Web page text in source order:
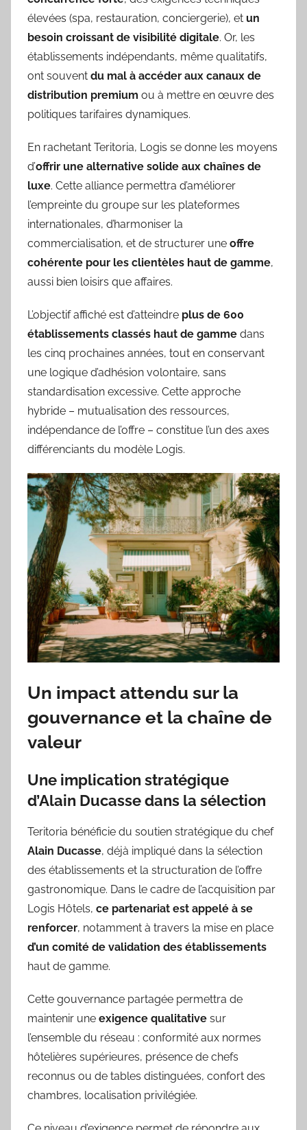
élevées (spa, restauration, conciergerie), et un
besoin croissant de visibilité digitale. Or, les
établissements indépendants, même qualitatifs,
ont souvent du mal à accéder aux canaux de
distribution premium ou à mettre en œuvre des
politiques tarifaires dynamiques.
En rachetant Teritoria, Logis se donne les moyens
d’offrir une alternative solide aux chaînes de
luxe. Cette alliance permettra d’améliorer
l’empreinte du groupe sur les plateformes
internationales, d’harmoniser la
commercialisation, et de structurer une offre
cohérente pour les clientèles haut de gamme,
aussi bien loisirs que affaires.
L’objectif affiché est d’atteindre plus de 600
établissements classés haut de gamme dans
les cinq prochaines années, tout en conservant
une logique d’adhésion volontaire, sans
standardisation excessive. Cette approche
hybride – mutualisation des ressources,
indépendance de l’offre – constitue l’un des axes
différenciants du modèle Logis.
Un impact attendu sur la
gouvernance et la chaîne de
valeur
Une implication stratégique
d’Alain Ducasse dans la sélection
Teritoria bénéficie du soutien stratégique du chef
Alain Ducasse, déjà impliqué dans la sélection
des établissements et la structuration de l’offre
gastronomique. Dans le cadre de l’acquisition par
Logis Hôtels, ce partenariat est appelé à se
renforcer, notamment à travers la mise en place
d’un comité de validation des établissements
haut de gamme.
Cette gouvernance partagée permettra de
maintenir une exigence qualitative sur
l’ensemble du réseau : conformité aux normes
hôtelières supérieures, présence de chefs
reconnus ou de tables distinguées, confort des
chambres, localisation privilégiée.